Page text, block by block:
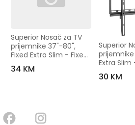
Superior Nosač za TV
prijemnike 37"-80",
Fixed Extra Slim - Fixed
Extra Slim 37-70
34 KM
Superior
Extra Slim
Slim 32-55
30 KM